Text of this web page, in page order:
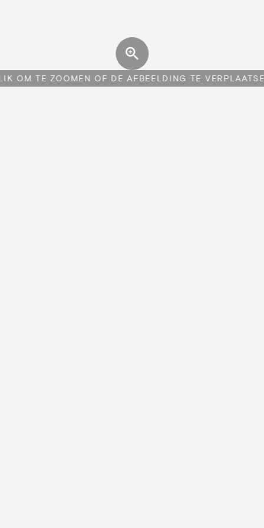
OM TE ZOOMEN OF DE AFBEELDING TE